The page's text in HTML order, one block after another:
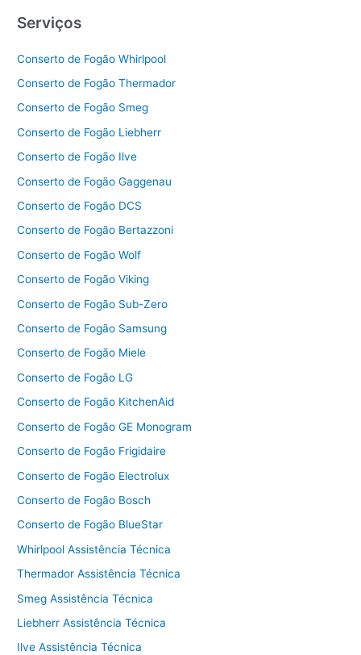
Serviços
Conserto de Fogão Whirlpool
Conserto de Fogão Thermador
Conserto de Fogão Smeg
Conserto de Fogão Liebherr
Conserto de Fogão Ilve
Conserto de Fogão Gaggenau
Conserto de Fogão DCS
Conserto de Fogão Bertazzoni
Conserto de Fogão Wolf
Conserto de Fogão Viking
Conserto de Fogão Sub-Zero
Conserto de Fogão Samsung
Conserto de Fogão Miele
Conserto de Fogão LG
Conserto de Fogão KitchenAid
Conserto de Fogão GE Monogram
Conserto de Fogão Frigidaire
Conserto de Fogão Electrolux
Conserto de Fogão Bosch
Conserto de Fogão BlueStar
Whirlpool Assistência Técnica
Thermador Assistência Técnica
Smeg Assistência Técnica
Liebherr Assistência Técnica
Ilve Assistência Técnica